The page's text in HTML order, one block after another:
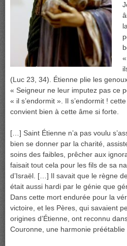
(Luc 23, 34). Étienne plie les
« Seigneur ne leur imputez pas ce
« il s’endormit ». Il s’endormit !
convient bien à cette âme si forte.
[…] Saint Étienne n’a pas voulu
bien se donner par la charité,
soins des faibles, prêcher aux
faisait tout cela pour les fils de sa
d’Israël. […] Il savait que le règne
était aussi hardi par le génie que
Dans cette mort endurée pour la
victoire, et les Pères, qui savaient
origines d’Étienne, ont reconnu
Couronne, une harmonie préétablie